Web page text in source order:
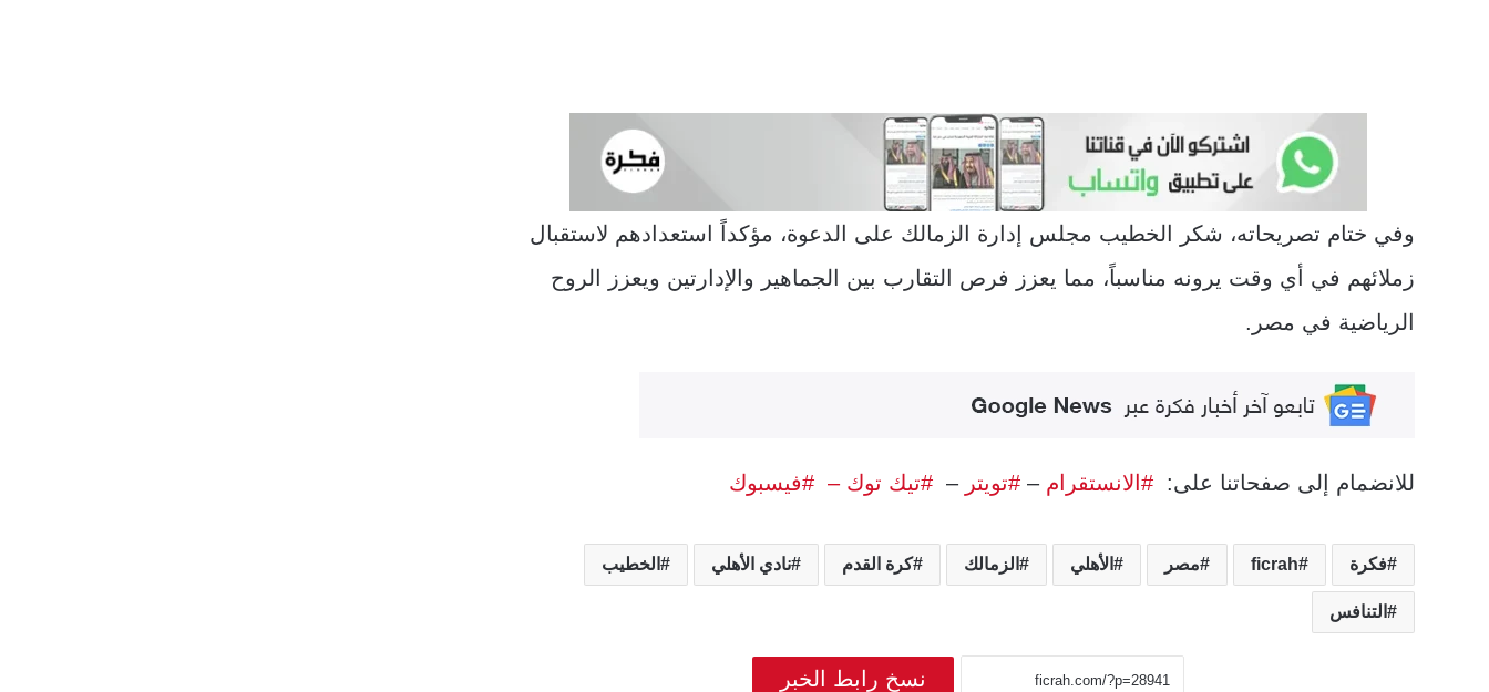
وفي ختام تصريحاته، شكر الخطيب مجلس إدارة الزمالك على الدعوة، مؤكداً استعدادهم لاستقبال
زملائهم في أي وقت يرونه مناسباً، مما يعزز فرص التقارب بين الجماهير والإدارتين ويعزز الروح
الرياضية في مصر.
للانضمام إلى صفحاتنا على: #الانستقرام – #تويتر – #تيك توك – #فيسبوك
فكرة ficrah مصر الأهلي الزمالك كرة القدم نادي الأهلي الخطيب
التنافس
نسخ رابط الخبر